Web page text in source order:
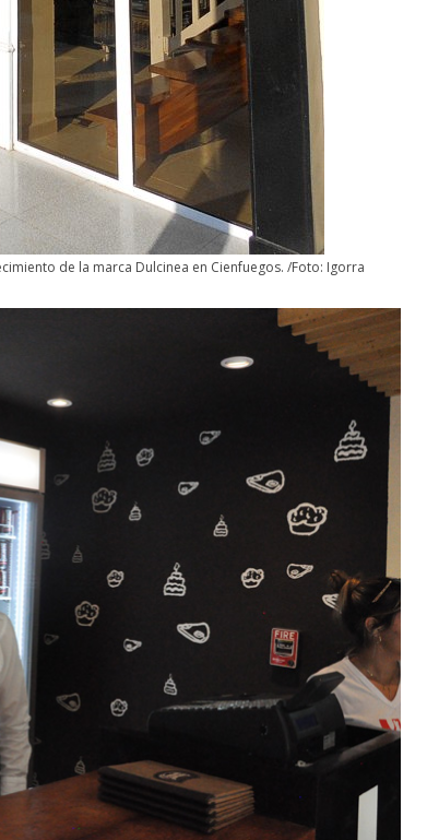
de la marca Dulcinea en Cienfuegos. /Foto: Igorra